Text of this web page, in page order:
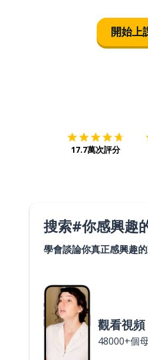
開始上
17.7萬次評分
搜索#你感興趣
學會談論你真正感興趣
觀看視頻
48000+個